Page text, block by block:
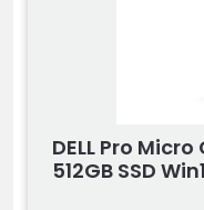
DELL Pro
512GB SSD